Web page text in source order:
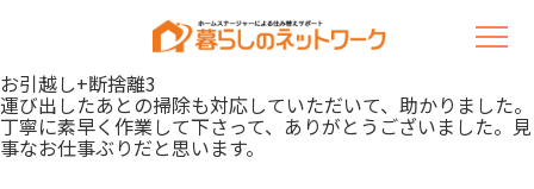
お引越し+断捨離3
運び出したあとの掃除も対応していただいて、助かりました。
丁寧に素早く作業して下さって、ありがとうございました。見
事なお仕事ぶりだと思います。